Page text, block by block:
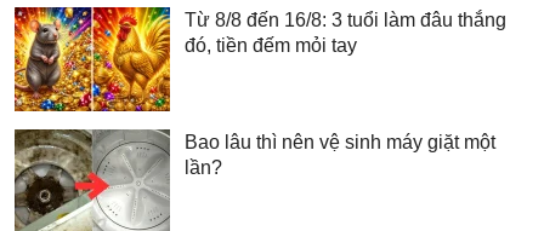
Từ 8/8 đến 16/8: 3 tuổi làm đâu thắng
đó, tiền đếm mỏi tay
Bao lâu thì nên vệ sinh máy giặt một
lần?